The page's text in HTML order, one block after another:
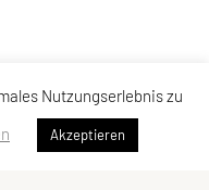
Nutzungserlebnis zu
Akzeptieren